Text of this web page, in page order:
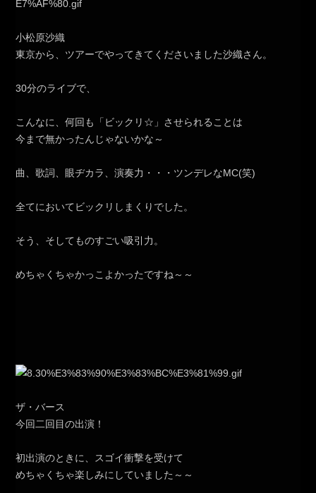
小松原沙織
東京から、ツアーでやってきてくださいました沙織さん。
30分のライブで、
こんなに、何回も「ビックリ☆」させられることは
今まで無かったんじゃないかな～
曲、歌詞、眼ヂカラ、演奏力・・・ツンデレなMC(笑)
全てにおいてビックリしまくりでした。
そう、そしてものすごい吸引力。
めちゃくちゃかっこよかったですね～～
ザ・バース
今回二回目の出演！
初出演のときに、スゴイ衝撃を受けて
めちゃくちゃ楽しみにしていました～～